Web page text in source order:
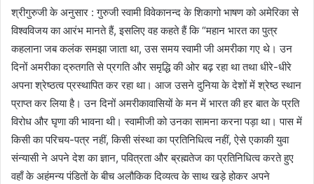
श्रीगुरुजी के अनुसार : गुरुजी स्वामी विवेकानन्द के शिकागो भाषण को अमेरिका से
विश्वविजय का आरंभ मानते हैं, इसलिए वह कहते हैं कि “महान भारत का पुत्र
कहलाना जब कलंक समझा जाता था, उस समय स्वामी जी अमरीका गए थे। उन
दिनों अमरीका द्रुतगति से प्रगति और समृद्धि की ओर बढ़ रहा था तथा धीरे-धीरे
अपना श्रेष्ठत्व प्रस्थापित कर रहा था। आज उसने दुनिया के देशों में श्रेष्ठ स्थान
प्राप्त कर लिया है। उन दिनों अमरीकावासियों के मन में भारत की हर बात के प्रति
विरोध और घृणा की भावना थी। स्वामीजी को उनका सामना करना पड़ा था। पास में
किसी का परिचय-पत्र नहीं, किसी संस्था का प्रतिनिधित्व नहीं, ऐसे एकाकी युवा
संन्यासी ने अपने देश का ज्ञान, पवित्रता और ब्रह्मतेज का प्रतिनिधित्व करते हुए
वहाँ के अहंमन्य पंडितों के बीच अलौकिक दिव्यत्व के साथ खड़े होकर अपने